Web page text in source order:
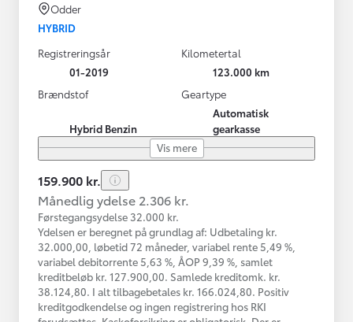
Odder
HYBRID
Registreringsår
01-2019
Kilometertal
123.000 km
Brændstof
Hybrid Benzin
Geartype
Automatisk
gearkasse
Vis mere
159.900 kr.
Månedlig ydelse 2.306 kr.
Førstegangsydelse 32.000 kr.
Ydelsen er beregnet på grundlag af: Udbetaling kr.
32.000,00, løbetid 72 måneder, variabel rente 5,49 %,
variabel debitorrente 5,63 %, ÅOP 9,39 %, samlet
kreditbeløb kr. 127.900,00. Samlede kreditomk. kr.
38.124,80. I alt tilbagebetales kr. 166.024,80. Positiv
kreditgodkendelse og ingen registrering hos RKI